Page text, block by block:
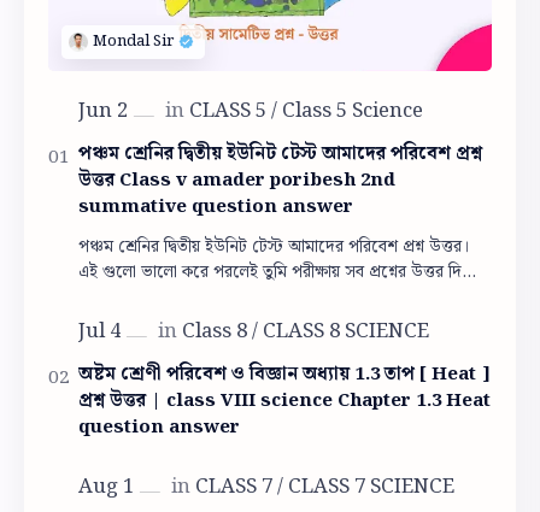
পঞ্চম শ্রেনির দ্বিতীয় ইউনিট টেস্ট আমাদের পরিবেশ প্রশ্ন
উত্তর Class v amader poribesh 2nd
summative question answer
পঞ্চম শ্রেনির দ্বিতীয় ইউনিট টেস্ট আমাদের পরিবেশ প্রশ্ন উত্তর।
এই গুলো ভালো করে পরলেই তুমি পরীক্ষায় সব প্রশ্নের উত্তর দিতে
অষ্টম শ্রেণী পরিবেশ ও বিজ্ঞান অধ্যায় 1.3 তাপ [ Heat ]
প্রশ্ন উত্তর | class VIII science Chapter 1.3 Heat
question answer